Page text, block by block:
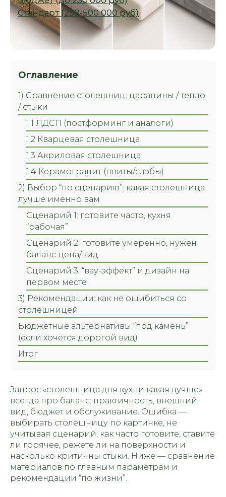
Оглавление
1) Сравнение столешниц: царапины / тепло
/ стыки
1.1 ЛДСП (постформинг и аналоги)
1.2 Кварцевая столешница
1.3 Акриловая столешница
1.4 Керамогранит (плиты/слэбы)
2) Выбор “по сценарию”: какая столешница
лучше именно вам
Сценарий 1: готовите часто, кухня
“рабочая”
Сценарий 2: готовите умеренно, нужен
баланс цена/вид
Сценарий 3: “вау-эффект” и дизайн на
первом месте
3) Рекомендации: как не ошибиться со
столешницей
Бюджетные альтернативы “под камень”
(если хочется дорогой вид)
Итог
Запрос «столешница для кухни какая лучше»
всегда про баланс: практичность, внешний
вид, бюджет и обслуживание. Ошибка —
выбирать столешницу по картинке, не
учитывая сценарий: как часто готовите, ставите
ли горячее, режете ли на поверхности и
насколько критичны стыки. Ниже — сравнение
материалов по главным параметрам и
рекомендации “по жизни”.